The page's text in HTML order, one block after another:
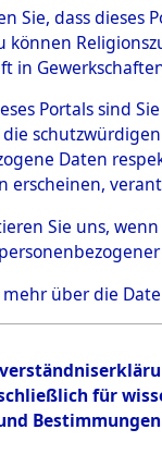
Sie, dass dieses
können
in
Portals sind
die
Daten
erscheinen,
Sie uns,
über die
für